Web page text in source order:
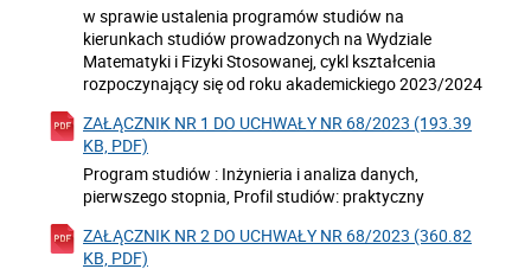
w sprawie ustalenia programów studiów na
kierunkach studiów prowadzonych na Wydziale
Matematyki i Fizyki Stosowanej, cykl kształcenia
rozpoczynający się od roku akademickiego 2023/2024
ZAŁĄCZNIK NR 1 DO UCHWAŁY NR 68/2023 (193.39
KB, PDF)
Program studiów : Inżynieria i analiza danych,
pierwszego stopnia, Profil studiów: praktyczny
ZAŁĄCZNIK NR 2 DO UCHWAŁY NR 68/2023 (360.82
KB, PDF)